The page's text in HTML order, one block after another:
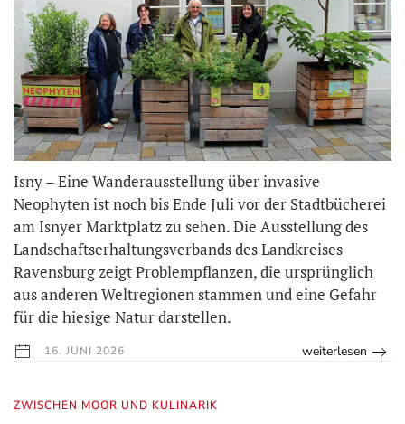
Isny – Eine Wanderausstellung über invasive
Neophyten ist noch bis Ende Juli vor der Stadtbücherei
am Isnyer Marktplatz zu sehen. Die Ausstellung des
Landschaftserhaltungsverbands des Landkreises
Ravensburg zeigt Problempflanzen, die ursprünglich
aus anderen Weltregionen stammen und eine Gefahr
für die hiesige Natur darstellen.
16. JUNI 2026 weiterlesen
ZWISCHEN MOOR UND KULINARIK